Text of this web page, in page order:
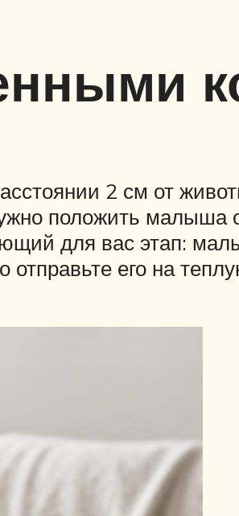
2 см от
положить малыша
для вас этап:
его на